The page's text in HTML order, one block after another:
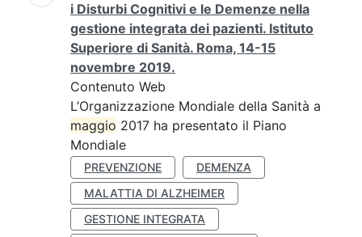
i Disturbi Cognitivi e le Demenze nella
gestione integrata dei pazienti. Istituto
Superiore di Sanità. Roma, 14-15
novembre 2019.
Contenuto Web
L’Organizzazione Mondiale della Sanità a
maggio 2017 ha presentato il Piano
Mondiale
PREVENZIONE
DEMENZA
MALATTIA DI ALZHEIMER
GESTIONE INTEGRATA